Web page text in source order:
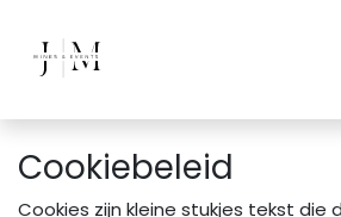
Cookiebeleid
Cookies zijn kleine stukjes tekst die